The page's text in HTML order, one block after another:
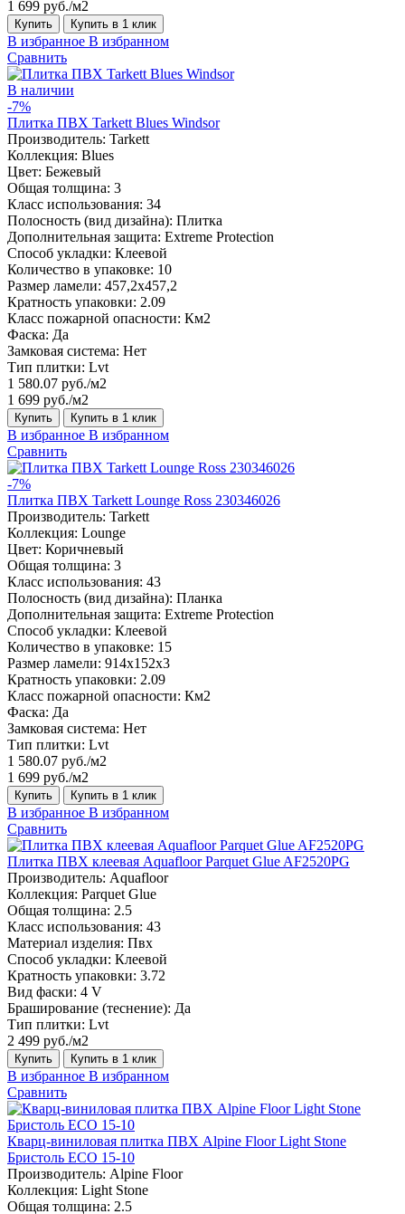
1 699 руб./м2
Купить Купить в 1 клик
В избранное В избранном
Сравнить
В наличии
-7%
Плитка ПВХ Tarkett Blues Windsor
Производитель: Tarkett
Коллекция: Blues
Цвет: Бежевый
Общая толщина: 3
Класс использования: 34
Полосность (вид дизайна): Плитка
Дополнительная защита: Extreme Protection
Способ укладки: Клеевой
Количество в упаковке: 10
Размер ламели: 457,2х457,2
Кратность упаковки: 2.09
Класс пожарной опасности: Км2
Фаска: Да
Замковая система: Нет
Тип плитки: Lvt
1 580.07 руб./м2
1 699 руб./м2
Купить Купить в 1 клик
В избранное В избранном
Сравнить
-7%
Плитка ПВХ Tarkett Lounge Ross 230346026
Производитель: Tarkett
Коллекция: Lounge
Цвет: Коричневый
Общая толщина: 3
Класс использования: 43
Полосность (вид дизайна): Планка
Дополнительная защита: Extreme Protection
Способ укладки: Клеевой
Количество в упаковке: 15
Размер ламели: 914x152x3
Кратность упаковки: 2.09
Класс пожарной опасности: Км2
Фаска: Да
Замковая система: Нет
Тип плитки: Lvt
1 580.07 руб./м2
1 699 руб./м2
Купить Купить в 1 клик
В избранное В избранном
Сравнить
Плитка ПВХ клеевая Aquafloor Parquet Glue AF2520PG
Производитель: Aquafloor
Коллекция: Parquet Glue
Общая толщина: 2.5
Класс использования: 43
Материал изделия: Пвх
Способ укладки: Клеевой
Кратность упаковки: 3.72
Вид фаски: 4 V
Браширование (теснение): Да
Тип плитки: Lvt
2 499 руб./м2
Купить Купить в 1 клик
В избранное В избранном
Сравнить
Кварц-виниловая плитка ПВХ Alpine Floor Light Stone
Бристоль ECO 15-10
Производитель: Alpine Floor
Коллекция: Light Stone
Общая толщина: 2.5